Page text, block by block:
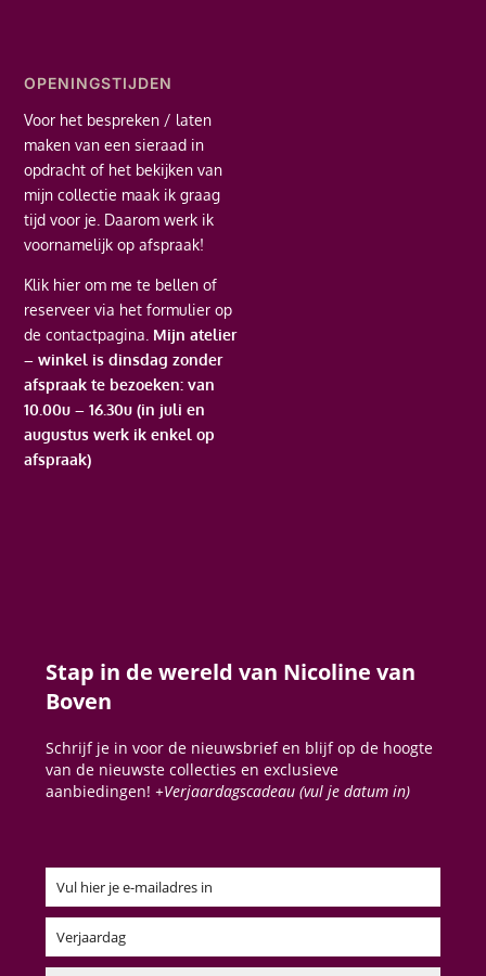
OPENINGSTIJDEN
Voor het bespreken / laten
maken van een sieraad in
opdracht of het bekijken van
mijn collectie maak ik graag
tijd voor je. Daarom werk ik
voornamelijk op afspraak!
Klik hier om me te bellen of
reserveer via het formulier op
de contactpagina. Mijn atelier
– winkel is dinsdag zonder
afspraak te bezoeken: van
10.00u – 16.30u (in juli en
augustus werk ik enkel op
afspraak)
Stap in de wereld van Nicoline van
Boven
Schrijf je in voor de nieuwsbrief en blijf op de hoogte
van de nieuwste collecties en exclusieve
aanbiedingen!+Verjaardagscadeau (vul je datum in)
Email
Vul hier je e-mailadres in
Verjaardag
Verjaardag